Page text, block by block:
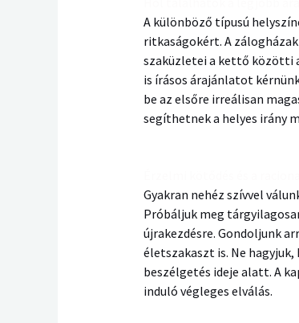
A különböző típusú
ritkaságokért. A
szaküzletei a kettő közötti
is írásos árajánlatot
be az elsőre irreálisan
segíthetnek a helyes irány
Gyakran nehéz szívvel
Próbáljuk meg
újrakezdésre. Gondoljunk
életszakaszt is. Ne
beszélgetés ideje alatt. A
induló végleges elválás.